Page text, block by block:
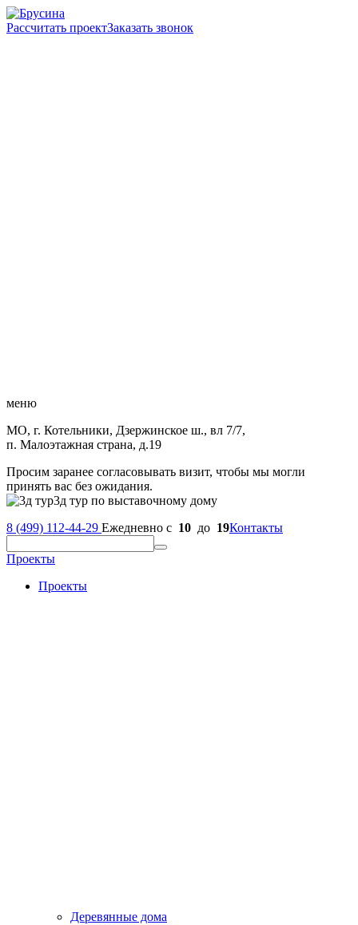
Рассчитать проектЗаказать звонок
меню
МО, г. Котельники, Дзержинское ш., вл 7/7,
п. Малоэтажная страна, д.19
Просим заранее согласовывать визит, чтобы мы могли
принять вас без ожидания.
3д тур по выставочному дому
8 (499) 112-44-29 Ежедневно с 10 до 19Контакты
Проекты
Проекты
Деревянные дома